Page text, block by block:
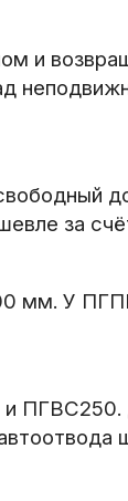
и
за
мм. У